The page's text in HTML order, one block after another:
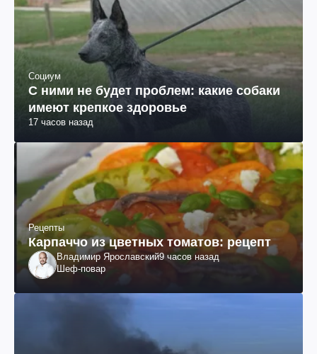
Социум
С ними не будет проблем: какие собаки
имеют крепкое здоровье
17 часов назад
Рецепты
Карпаччо из цветных томатов: рецепт
Владимир Ярославский9 часов назад
Шеф-повар